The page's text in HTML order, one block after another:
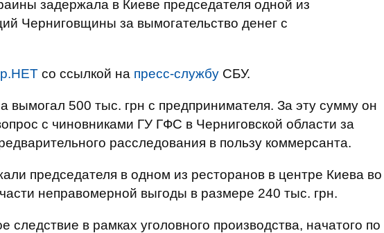
задержала в Киеве председателя одной из
Черниговщины за вымогательство денег с
со ссылкой на пресс-службу СБУ.
вымогал 500 тыс. грн с предпринимателя. За эту сумму он
с чиновниками ГУ ГФС в Черниговской области за
расследования в пользу коммерсанта.
председателя в одном из ресторанов в центре Киева во
неправомерной выгоды в размере 240 тыс. грн.
следствие в рамках уголовного производства, начатого по